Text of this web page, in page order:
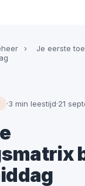
›
Je eerste
·3 min leestijd·21